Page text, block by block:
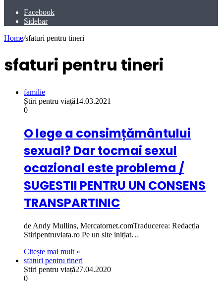
Facebook
Sidebar
Home/sfaturi pentru tineri
sfaturi pentru tineri
familie
Știri pentru viață14.03.2021
0
O lege a consimțământului
sexual? Dar tocmai sexul
ocazional este problema /
SUGESTII PENTRU UN CONSENS
TRANSPARTINIC
de Andy Mullins, Mercatornet.comTraducerea: Redacția
Stiripentruviata.ro Pe un site inițiat…
Citește mai mult »
sfaturi pentru tineri
Știri pentru viață27.04.2020
0